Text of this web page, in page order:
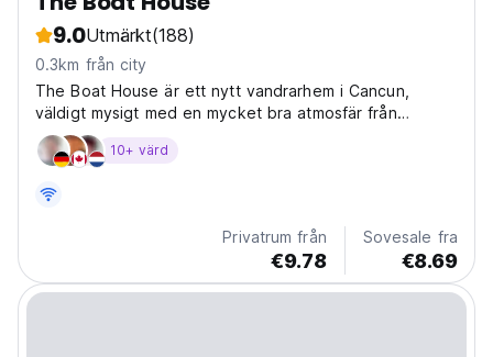
9.0Utmärkt(188)
0.3km från city
The Boat House är ett nytt vandrarhem i Cancun,
väldigt mysigt med en mycket bra atmosfär från
lokalbefolkningen, vi har en huvudattraktion med en
trädgård i en mycket stor bakgård med ett stort träd
terrass...
10+ värd
Privatrum från
€9.78
Sovesale fra
€8.69